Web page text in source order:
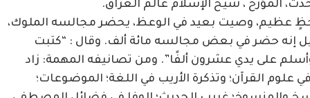
المؤرخ ، شيخ الإسلام عالم العراق.
حظٍ عظيم، وصيت بعيد في الوعظ، يحضر مجالسه الملوك،
وقيل إنه حضر في بعض مجالسه مائة ألف. وقال : “كتبت
على يدي عشرون ألفًا”. ومن تصانيفه المهمة: زاد
علوم القرآن؛ وتذكرة الأريب في اللغة؛ الموضوعات؛